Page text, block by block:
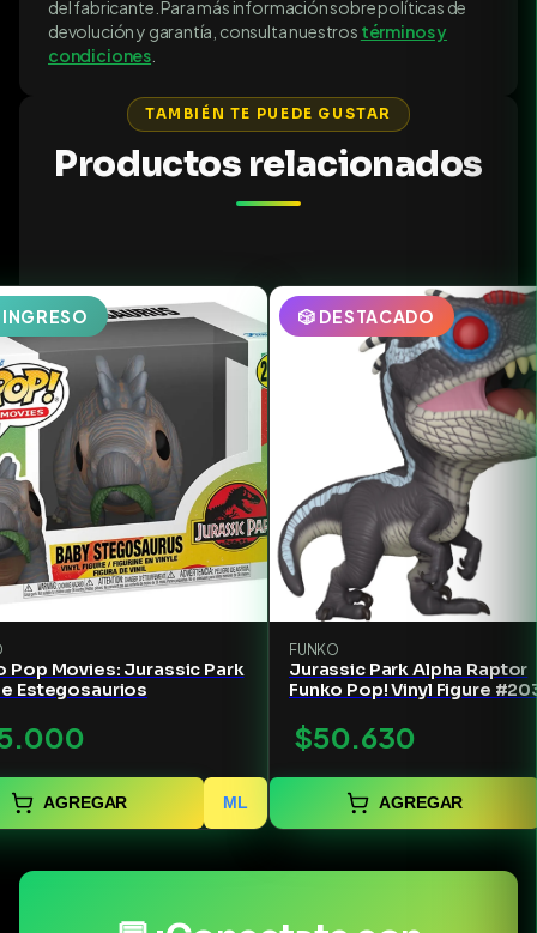
del fabricante. Para más información sobre políticas de
devolución y garantía, consulta nuestros términos y
condiciones
TAMBIÉN TE PUEDE GUSTAR
Productos relacionados
Pop Movies: Jurassic Park
Estegosaurios
AGREGAR ML
🎲 DESTACADO
FUNKO
Jurassic Park Alpha Raptor
Funko Pop! Vinyl Figure
$50.630
AGREGAR